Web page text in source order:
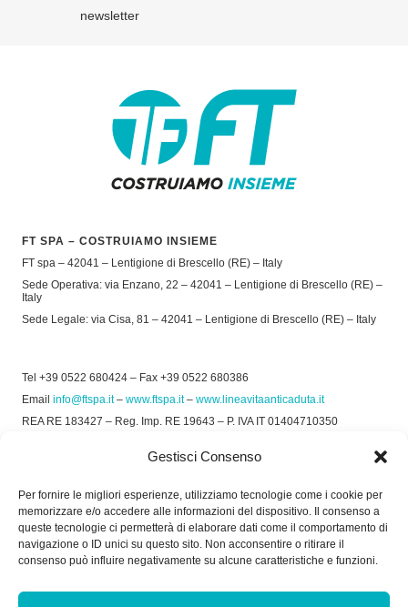
Gestisci Consenso
Per fornire le migliori esperienze, utilizziamo tecnologie come i cookie per
memorizzare e/o accedere alle informazioni del dispositivo. Il consenso a
queste tecnologie ci permetterà di elaborare dati come il comportamento di
navigazione o ID unici su questo sito. Non acconsentire o ritirare il
consenso può influire negativamente su alcune caratteristiche e funzioni.
newsletter
FT SPA – COSTRUIAMO INSIEME
FT spa – 42041 – Lentigione di Brescello (RE) – Italy
Sede Operativa: via Enzano, 22 – 42041 – Lentigione di Brescello (RE) –
Italy
Sede Legale: via Cisa, 81 – 42041 – Lentigione di Brescello (RE) – Italy
Tel +39 0522 680424 – Fax +39 0522 680386
Email info@ftspa.it– www.ftspa.it– www.lineavitaanticaduta.it
REA RE 183427 – Reg. Imp. RE 19643 – P. IVA IT 01404710350
Privacy Policy–Cookie Policy
SOCIAL